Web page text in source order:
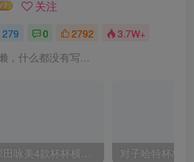
关注
279 0 2792 3.7W+
，什么都没有写...
深田咏美4款杯杯横向对比评测